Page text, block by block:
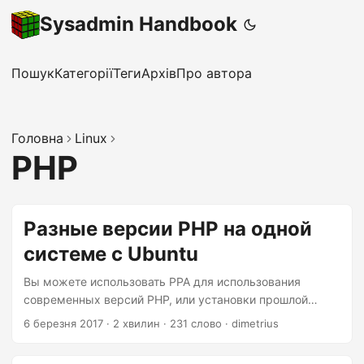
Sysadmin Handbook
ПошукКатегоріїТегиАрхівПро автора
Головна Linux
PHP
Разные версии PHP на одной
системе с Ubuntu
Вы можете использовать PPA для использования
современных версий PHP, или установки прошлой
версии PHP. (Например PHP 5.6 на Ubuntu 16.04 LTS)
6 березня 2017 · 2 хвилин · 231 слово · dimetrius